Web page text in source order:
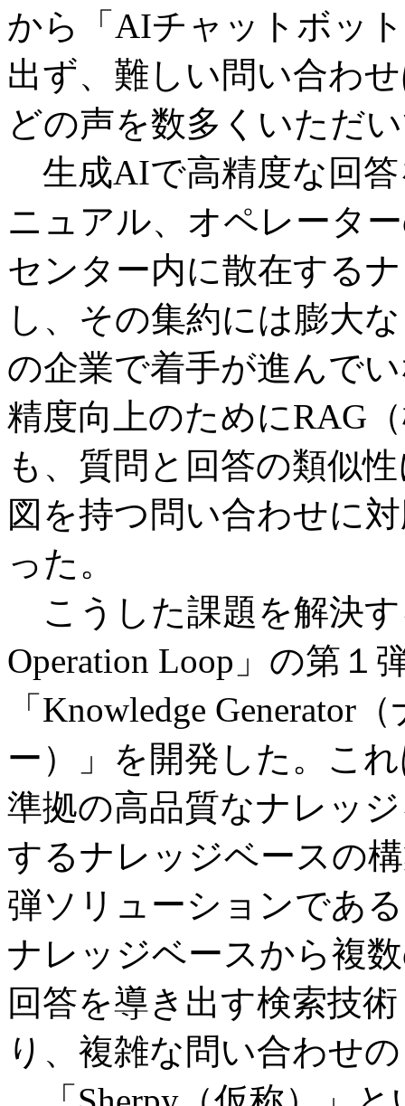
から「AIチャットボッ
出ず、難しい問い合わ
どの声を数多くいただ
生成AIで高精度な回答
ニュアル、オペレータ
センター内に散在する
し、その集約には膨大
の企業で着手が進んで
精度向上のためにRAG
も、質問と回答の類似
図を持つ問い合わせに
った。
こうした課題を解決
Operation Loop」の第１
「Knowledge Generator
ー）」を開発した。こ
準拠の高品質なナレッ
するナレッジベースの
弾ソリューションであ
ナレッジベースから複
回答を導き出す検索技
り、複雑な問い合わせ